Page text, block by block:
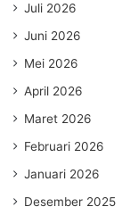
Juli 2026
Juni 2026
Mei 2026
April 2026
Maret 2026
Februari 2026
Januari 2026
Desember 2025